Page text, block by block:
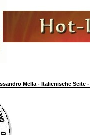
Mella - Italienische Seite -